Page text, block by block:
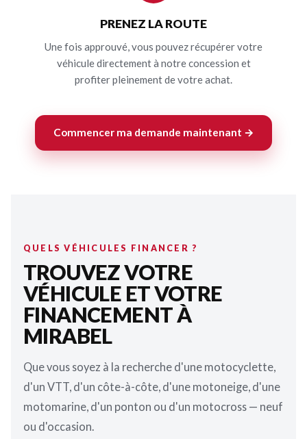
PRENEZ LA ROUTE
Une fois approuvé, vous pouvez récupérer votre
véhicule directement à notre concession et
profiter pleinement de votre achat.
Commencer ma demande maintenant →
QUELS VÉHICULES FINANCER ?
TROUVEZ VOTRE
VÉHICULE ET VOTRE
FINANCEMENT À
MIRABEL
Que vous soyez à la recherche d'une motocyclette,
d'un VTT, d'un côte-à-côte, d'une motoneige, d'une
motomarine, d'un ponton ou d'un motocross — neuf
ou d'occasion.